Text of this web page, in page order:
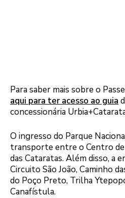
Para saber mais sobre o
aqui para ter acesso ao guia
concessionária
O ingresso do Parque
transporte entre o Centro
das Cataratas. Além disso, a
Circuito São João, Caminho
do Poço Preto, Trilha
Canafístula.